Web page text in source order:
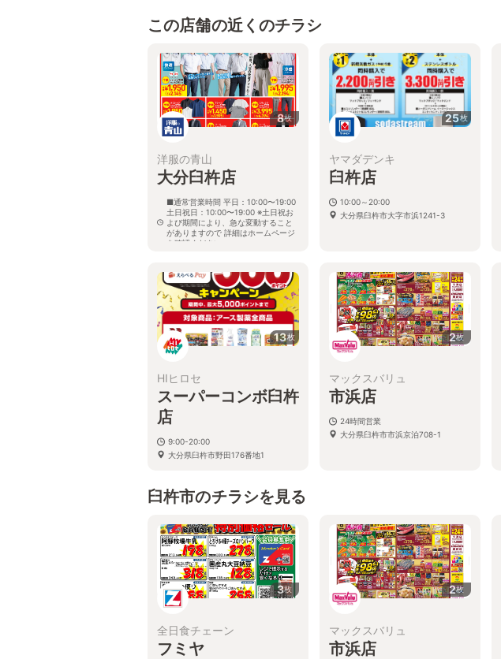
この店舗の近くのチラシ
8枚
洋服の青山
大分臼杵店
■通常営業時間 平日：10:00〜19:00
土日祝日：10:00〜19:00 ※土日祝お
よび期間により、急な変動すること
がありますので 詳細はホームページ
を確認ください
25枚
ヤマダデンキ
臼杵店
10:00～20:00
大分県臼杵市大字市浜1241-3
13枚
HIヒロセ
スーパーコンボ臼杵
店
9:00-20:00
大分県臼杵市野田176番地1
2枚
マックスバリュ
市浜店
24時間営業
大分県臼杵市市浜京泊708-1
臼杵市のチラシを見る
3枚
全日食チェーン
フミヤ
2枚
マックスバリュ
市浜店